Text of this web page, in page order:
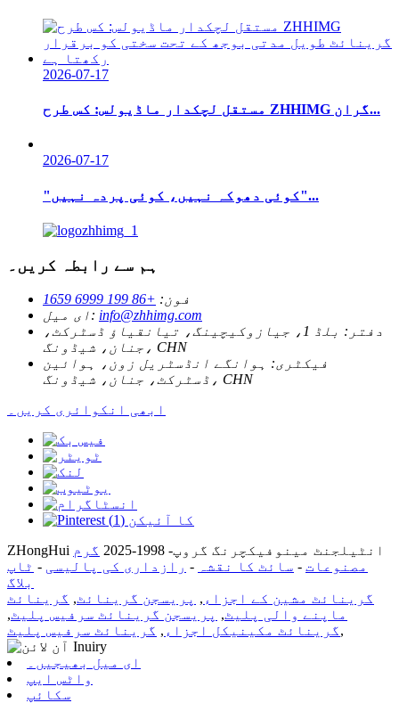
2026-07-17
مستقل لچکدار ماڈیولس: کس طرح ZHHIMG گران...
2026-07-17
"کوئی دھوکہ نہیں، کوئی پردہ نہیں"...
ہم سے رابطہ کریں۔
فون: +86 199 6999 1659
ای میل: info@zhhimg.com
دفتر:
بلڈ 1، جیازوکیچینگ، تیانقیاؤ ڈسٹرکٹ،
جنان، شیڈونگ، CHN
فیکٹری: ہوانگے انڈسٹریل زون، ہوائین
ڈسٹرکٹ، جنان، شیڈونگ، CHN
ابھی انکوائری کریں۔
ZHongHui انٹیلجنٹ مینوفیکچرنگ گروپ- 1998-2025
گرم
مصنوعات - سائٹ کا نقشہ - رازداری کی پالیسی - ٹاپ
بلاگ
گرینائٹ مشین کے اجزاء , پریسجن گرینائٹ, گرینائٹ
ماپنے والی پلیٹ, پریسجن گرینائٹ سرفیس پلیٹ,
گرینائٹ مکینیکل اجزاء , گرینائٹ سرفیس پلیٹ ,
ای میل بھیجیں۔
واٹس ایپ
سکائپ